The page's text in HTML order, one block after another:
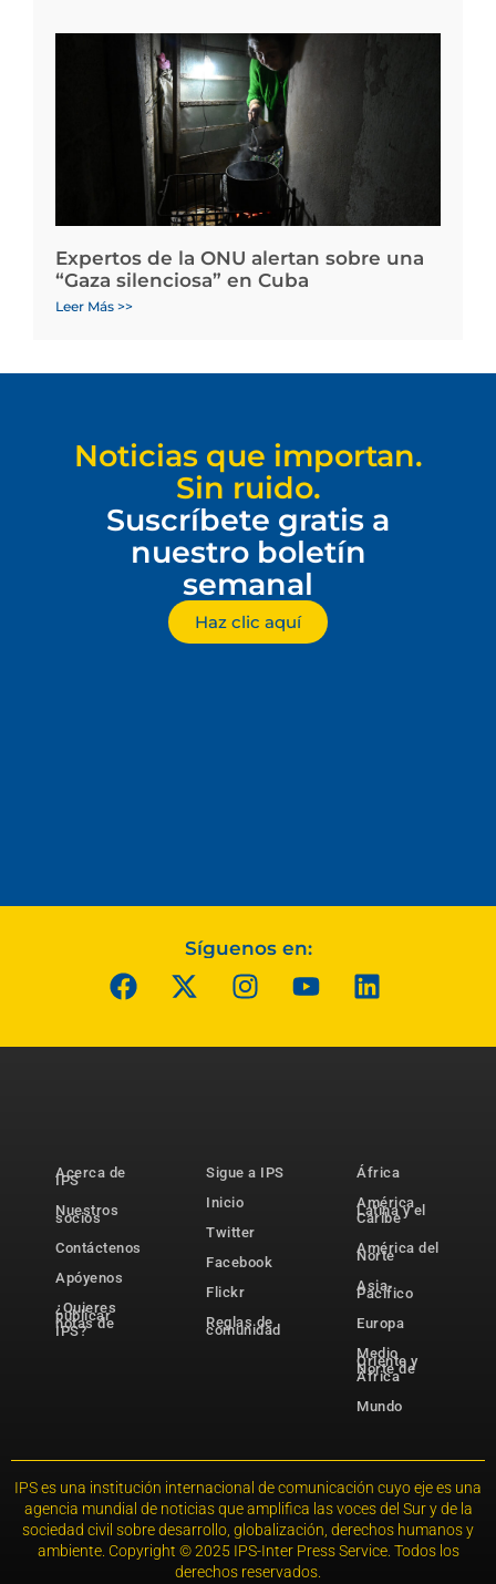
Expertos de la ONU alertan sobre una
“Gaza silenciosa” en Cuba
Leer Más >>
Noticias que importan.
Sin ruido.
Suscríbete gratis a
nuestro boletín
semanal
Haz clic aquí
Síguenos en:
Acerca de
IPS
Nuestros
socios
Contáctenos
Apóyenos
¿Quieres
publicar
notas de
IPS?
Sigue a IPS
Inicio
Twitter
Facebook
Flickr
Reglas de
comunidad
África
América
Latina y el
Caribe
América del
Norte
Asia-
Pacífico
Europa
Medio
Oriente y
Norte de
África
Mundo
IPS es una institución internacional de comunicación cuyo eje es una
agencia mundial de noticias que amplifica las voces del Sur y de la
sociedad civil sobre desarrollo, globalización, derechos humanos y
ambiente. Copyright © 2025 IPS-Inter Press Service. Todos los
derechos reservados.